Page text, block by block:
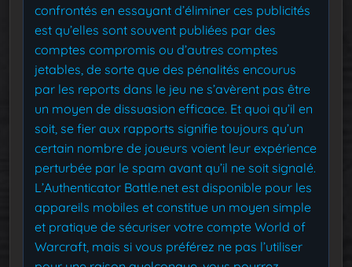
confrontés en essayant d’éliminer ces publicités
est qu’elles sont souvent publiées par des
comptes compromis ou d’autres comptes
jetables, de sorte que des pénalités encourus
par les reports dans le jeu ne s’avèrent pas être
un moyen de dissuasion efficace. Et quoi qu’il en
soit, se fier aux rapports signifie toujours qu’un
certain nombre de joueurs voient leur expérience
perturbée par le spam avant qu’il ne soit signalé.
L’Authenticator Battle.net est disponible pour les
appareils mobiles et constitue un moyen simple
et pratique de sécuriser votre compte World of
Warcraft, mais si vous préférez ne pas l’utiliser